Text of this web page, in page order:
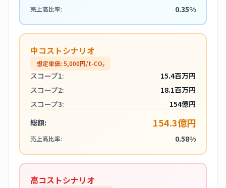
売上高比率: 0.35%
中コストシナリオ
想定単価: 5,000円/t-CO₂
スコープ1:
15.4百万円
スコープ2:
18.1百万円
スコープ3:
154億円
総額:
154.3億円
売上高比率: 0.58%
高コストシナリオ